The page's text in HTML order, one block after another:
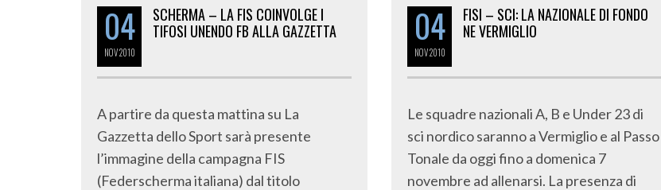
04
NOV2010
SCHERMA – LA FIS COINVOLGE I
TIFOSI UNENDO FB ALLA GAZZETTA
A partire da questa mattina su La
Gazzetta dello Sport sarà presente
l’immagine della campagna FIS
(Federscherma italiana) dal titolo
04
NOV2010
FISI – SCI: LA NAZIONALE DI FONDO
NE VERMIGLIO
Le squadre nazionali A, B e Under 23 di
sci nordico saranno a Vermiglio e al Passo
Tonale da oggi fino a domenica 7
novembre ad allenarsi. La presenza di